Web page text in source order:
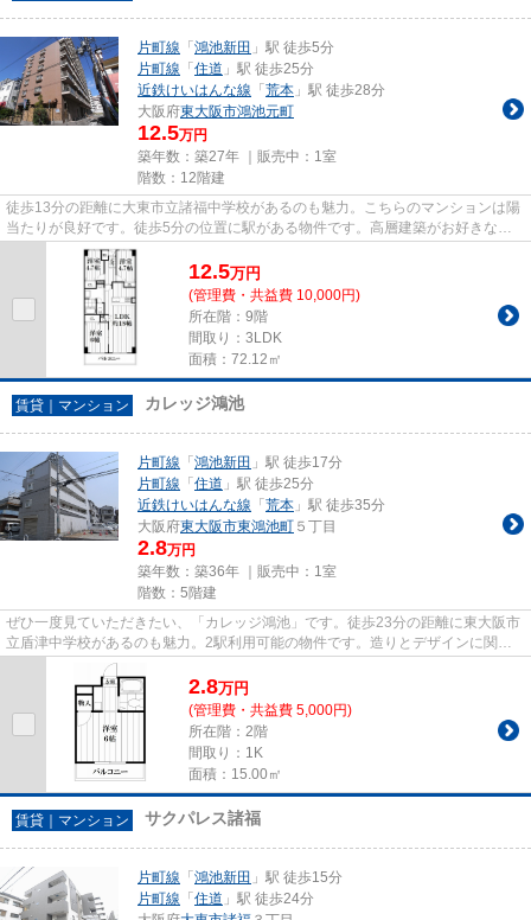
片町線 「 鴻池新田 」駅 徒歩5分
片町線 「 住道 」駅 徒歩25分
近鉄けいはんな線 「 荒本 」駅 徒歩28分
大阪府東大阪市鴻池元町
12.5万円
築年数：築27年 ｜販売中： 1室
階数：12階建
徒歩13分の距離に大東市立諸福中学校があるのも魅力。こちらのマンションは陽
当たりが良好です。徒歩5分の位置に駅がある物件です。高層建築がお好きな方
には12階建てのこちらの物件が...
12.5万円
(管理費・共益費 10,000円)
所在階：9階
間取り：3LDK
面積：72.12㎡
賃貸｜マンション カレッジ鴻池
片町線 「 鴻池新田 」駅 徒歩17分
片町線 「 住道 」駅 徒歩25分
近鉄けいはんな線 「 荒本 」駅 徒歩35分
大阪府東大阪市東鴻池町 ５丁目
2.8万円
築年数：築36年 ｜販売中： 1室
階数：5階建
ぜひ一度見ていただきたい、「カレッジ鴻池」です。徒歩23分の距離に東大阪市
立盾津中学校があるのも魅力。2駅利用可能の物件です。造りとデザインに関し
て、自信をもって情報を提供で...
2.8万円
(管理費・共益費 5,000円)
所在階：2階
間取り：1K
面積：15.00㎡
賃貸｜マンション サクパレス諸福
片町線 「 鴻池新田 」駅 徒歩15分
片町線 「 住道 」駅 徒歩24分